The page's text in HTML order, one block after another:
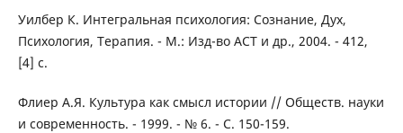
Уилбер К. Интегральная психология: Сознание, Дух,
Психология, Терапия. - М.: Изд-во АСТ и др., 2004. - 412,
[4] с.
Флиер А.Я. Культура как смысл истории // Обществ. науки
и современность. - 1999. - № 6. - С. 150-159.